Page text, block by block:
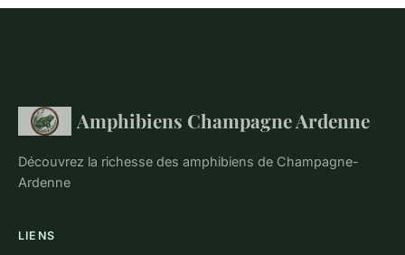
Amphibiens Champagne Ardenne
Découvrez la richesse des amphibiens de Champagne-
Ardenne
LIENS